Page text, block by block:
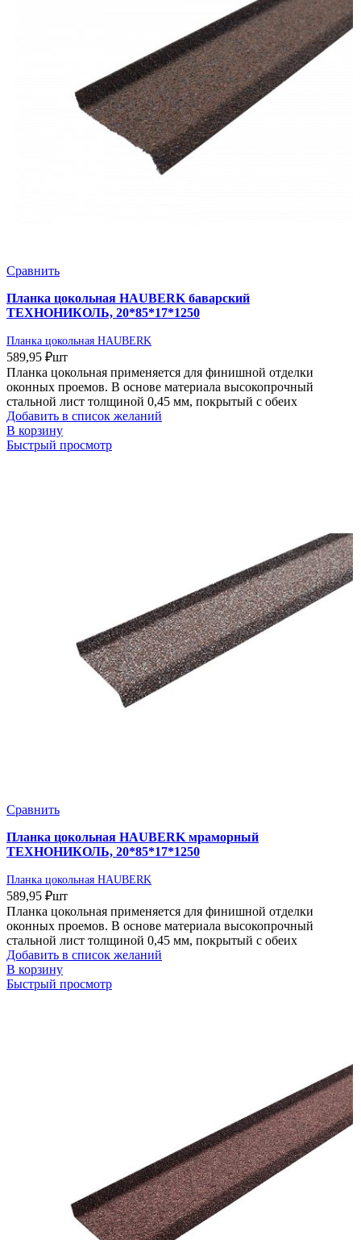
Сравнить
Планка цокольная HAUBERK баварский
ТЕХНОНИКОЛЬ, 20*85*17*1250
Планка цокольная HAUBERK
589,95 ₽шт
Планка цокольная применяется для финишной отделки
оконных проемов. В основе материала высокопрочный
стальной лист толщиной 0,45 мм, покрытый с обеих
Добавить в список желаний
В корзину
Быстрый просмотр
Сравнить
Планка цокольная HAUBERK мраморный
ТЕХНОНИКОЛЬ, 20*85*17*1250
Планка цокольная HAUBERK
589,95 ₽шт
Планка цокольная применяется для финишной отделки
оконных проемов. В основе материала высокопрочный
стальной лист толщиной 0,45 мм, покрытый с обеих
Добавить в список желаний
В корзину
Быстрый просмотр